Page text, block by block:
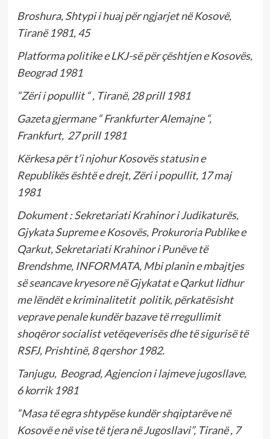
Broshura, Shtypi i huaj për ngjarjet në Kosovë,
Tiranë 1981, 45
Platforma politike e LKJ-së për çështjen e Kosovës,
Beograd 1981
“Zëri i popullit “ , Tiranë, 28 prill 1981
Gazeta gjermane “ Frankfurter Alemajne “,
Frankfurt, 27 prill 1981
Kërkesa për t’i njohur Kosovës statusin e
Republikës është e drejt, Zëri i popullit, 17 maj
1981
Dokument : Sekretariati Krahinor i Judikaturës,
Gjykata Supreme e Kosovës, Prokuroria Publike e
Qarkut, Sekretariati Krahinor i Punëve të
Brendshme, INFORMATA, Mbi planin e mbajtjes
së seancave kryesore në Gjykatat e Qarkut lidhur
me lëndët e kriminalitetit politik, përkatësisht
veprave penale kundër bazave të rregullimit
shoqëror socialist vetëqeverisës dhe të sigurisë të
RSFJ, Prishtinë, 8 qershor 1982.
Tanjugu, Beograd, Agjencion i lajmeve jugosllave,
6 korrik 1981
“Masa të egra shtypëse kundër shqiptarëve në
Kosovë e në vise të tjera në Jugosllavi”, Tiranë , 7